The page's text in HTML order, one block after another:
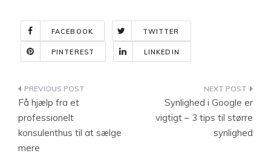
FACEBOOK TWITTER
PINTEREST LINKEDIN
Indlægsnavigation
Få hjælp fra et
professionelt
konsulenthus til at sælge
mere
Synlighed i Google er
vigtigt – 3 tips til større
synlighed